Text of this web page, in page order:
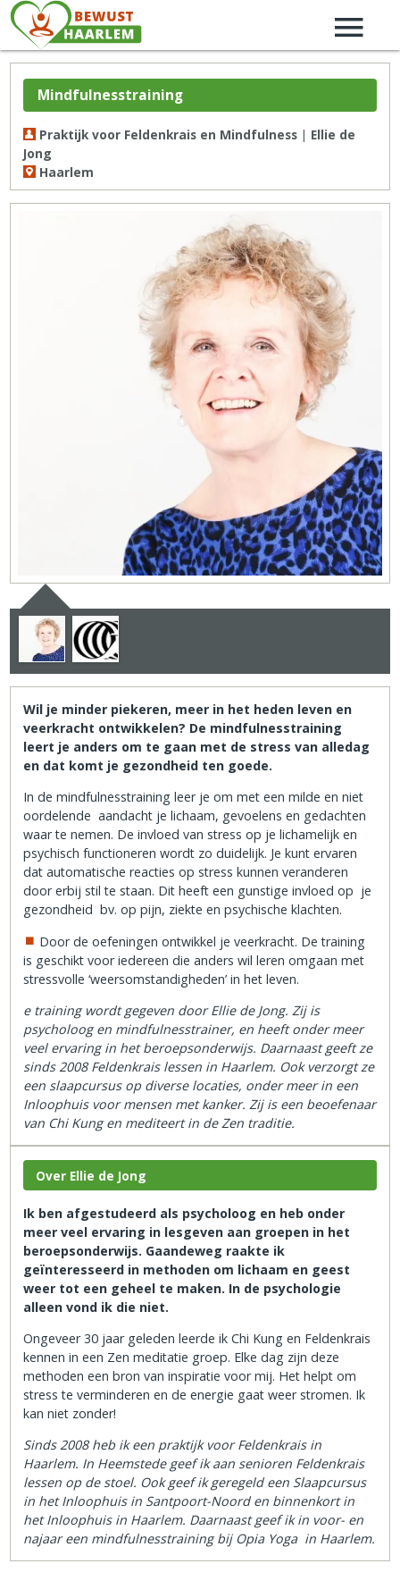
Mindfulnesstraining
Praktijk voor Feldenkrais en Mindfulness | Ellie de
Jong
Haarlem
Wil je minder piekeren, meer in het heden leven en
veerkracht ontwikkelen? De mindfulnesstraining
leert je anders om te gaan met de stress van alledag
en dat komt je gezondheid ten goede.
In de mindfulnesstraining leer je om met een milde en niet
oordelende aandacht je lichaam, gevoelens en gedachten
waar te nemen. De invloed van stress op je lichamelijk en
psychisch functioneren wordt zo duidelijk. Je kunt ervaren
dat automatische reacties op stress kunnen veranderen
door erbij stil te staan. Dit heeft een gunstige invloed op je
gezondheid bv. op pijn, ziekte en psychische klachten.
Door de oefeningen ontwikkel je veerkracht. De training
is geschikt voor iedereen die anders wil leren omgaan met
stressvolle ‘weersomstandigheden’ in het leven.
e training wordt gegeven door Ellie de Jong. Zij is
psycholoog en mindfulnesstrainer, en heeft onder meer
veel ervaring in het beroepsonderwijs. Daarnaast geeft ze
sinds 2008 Feldenkrais lessen in Haarlem. Ook verzorgt ze
een slaapcursus op diverse locaties, onder meer in een
Inloophuis voor mensen met kanker. Zij is een beoefenaar
van Chi Kung en mediteert in de Zen traditie.
Over Ellie de Jong
Ik ben afgestudeerd als psycholoog en heb onder
meer veel ervaring in lesgeven aan groepen in het
beroepsonderwijs. Gaandeweg raakte ik
geïnteresseerd in methoden om lichaam en geest
weer tot een geheel te maken. In de psychologie
alleen vond ik die niet.
Ongeveer 30 jaar geleden leerde ik Chi Kung en Feldenkrais
kennen in een Zen meditatie groep. Elke dag zijn deze
methoden een bron van inspiratie voor mij. Het helpt om
stress te verminderen en de energie gaat weer stromen. Ik
kan niet zonder!
Sinds 2008 heb ik een praktijk voor Feldenkrais in
Haarlem. In Heemstede geef ik aan senioren Feldenkrais
lessen op de stoel. Ook geef ik geregeld een Slaapcursus
in het Inloophuis in Santpoort-Noord en binnenkort in
het Inloophuis in Haarlem. Daarnaast geef ik in voor- en
najaar een mindfulnesstraining bij Opia Yoga in Haarlem.